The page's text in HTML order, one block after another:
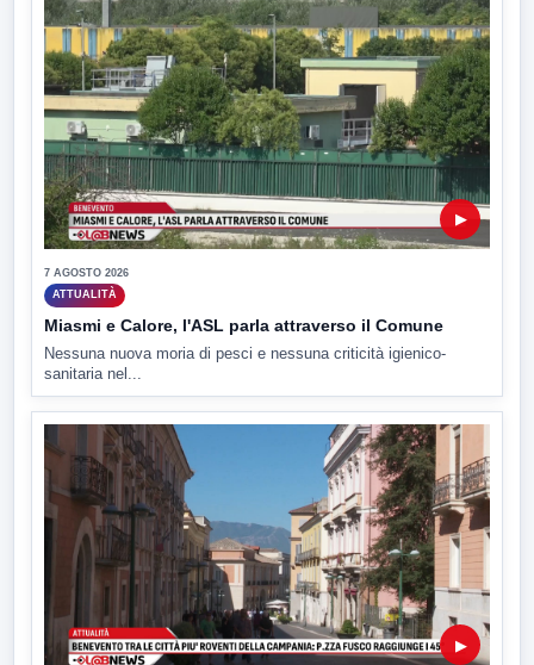
▶
7 AGOSTO 2026
ATTUALITÀ
Miasmi e Calore, l'ASL parla attraverso il Comune
Nessuna nuova moria di pesci e nessuna criticità igienico-
sanitaria nel...
▶